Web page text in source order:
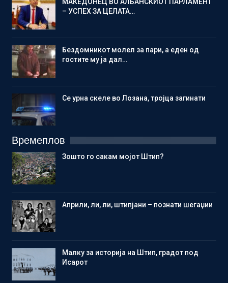
МАКЕДОНЕЦ ВО АЛБАНСКИОТ ПАРЛАМЕНТ
– УСПЕХ ЗА ЦЕЛАТА…
Бездомникот молел за пари, а еден од
гостите му ја дал…
Се урна скеле во Лозана, тројца загинати
Времеплов
Зошто го сакам мојот Штип?
Aприли, ли, ли, штипјани – познати шегаџии
Малку за историја на Штип, градот под
Исарот